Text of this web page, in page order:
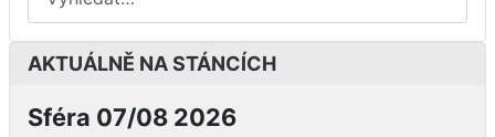
AKTUÁLNĚ NA STÁNCÍCH
Sféra 07/08 2026